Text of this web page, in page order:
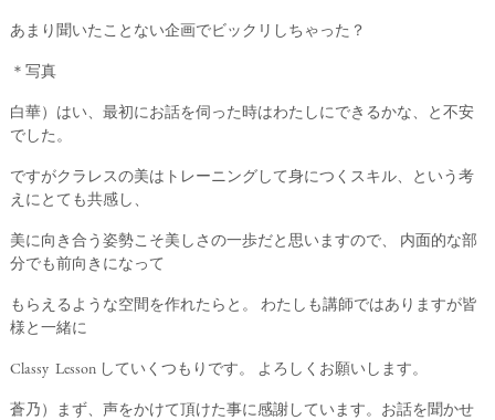
あまり聞いたことない企画でビックリしちゃった？
＊写真
白華）はい、最初にお話を伺った時はわたしにできるかな、と不安
でした。
ですがクラレスの美はトレーニングして身につくスキル、という考
えにとても共感し、
美に向き合う姿勢こそ美しさの一歩だと思いますので、 内面的な部
分でも前向きになって
もらえるような空間を作れたらと。 わたしも講師ではありますが皆
様と一緒に
Classy Lesson していくつもりです。 よろしくお願いします。
蒼乃）まず、声をかけて頂けた事に感謝しています。お話を聞かせ